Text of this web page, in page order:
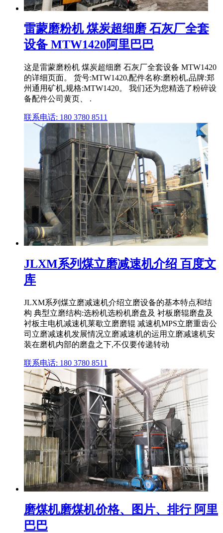
雷蒙磨粉机 煤炭超细磨 石灰厂全套
设备 MTW1420阿里巴巴
这是雷蒙磨粉机 煤炭超细磨 石灰厂全套设备 MTW1420
的详细页面。 货号:MTW1420,配件名称:磨粉机,品牌:郑
州通用矿机,规格:MTW1420。 我们还为您精选了粉碎设
备配件公司黄页、 .
联系电话: 180 3780 8511
JLXM系列煤立磨减速机介绍 百度文
库
JLXM系列煤立磨减速机介绍立磨设备的基本特点和结
构 典型立磨结构:选粉机选粉机磨盘及 衬板磨辊磨盘及
衬板主电机减速机莱歇立磨磨辊 减速机MPS立磨重齿公
司立磨减速机发展情况立磨减速机的运用立磨减速机安
装在磨机内部的磨盘之下,不仅要传递转动
联系电话: 180 3780 8511
磨煤机磨煤机价格、图片、排行 阿里
巴巴